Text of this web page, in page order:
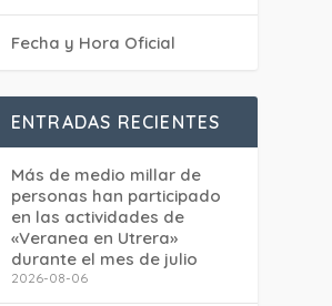
Fecha y Hora Oficial
ENTRADAS RECIENTES
Más de medio millar de
personas han participado
en las actividades de
«Veranea en Utrera»
durante el mes de julio
2026-08-06